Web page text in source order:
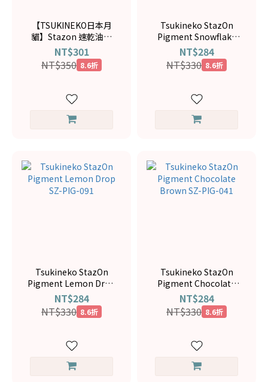
【TSUKINEKO日本月
貓】Stazon 速乾油性
印台黑色 SZ-31
NT$301
NT$350 8.6折
Tsukineko StazOn
Pigment Snowflake
SZ-PIG-001
NT$284
NT$330 8.6折
Tsukineko StazOn
Pigment Lemon Drop
SZ-PIG-091
NT$284
NT$330 8.6折
Tsukineko StazOn
Pigment Chocolate
Brown SZ-PIG-041
NT$284
NT$330 8.6折